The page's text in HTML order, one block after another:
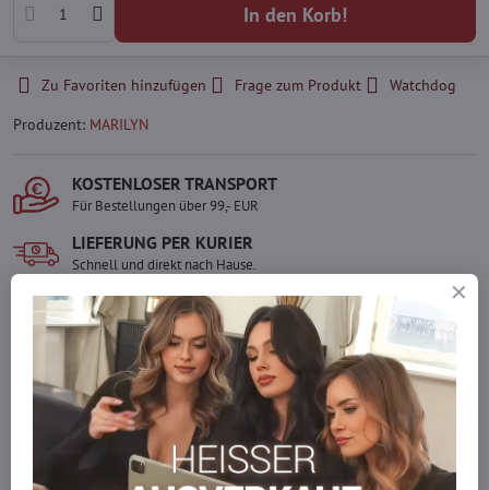
In den Korb!
Zu Favoriten hinzufügen Frage zum Produkt
Watchdog
Produzent: MARILYN
KOSTENLOSER TRANSPORT
Für Bestellungen über 99,- EUR
LIEFERUNG PER KURIER
Schnell und direkt nach Hause.
SICHERE ZAHLUNGEN
Gesicherte Online-Zahlungen
Ware auf Lager
Wir versenden sofort
Werden Sie Teil von everlady
Werden Sie Teil von everlady und genießen Sie einen5 %
Mitgliedervorteilbei jedem Einkauf.
Der Vorteil wird automatisch im Warenkorb angewendet.